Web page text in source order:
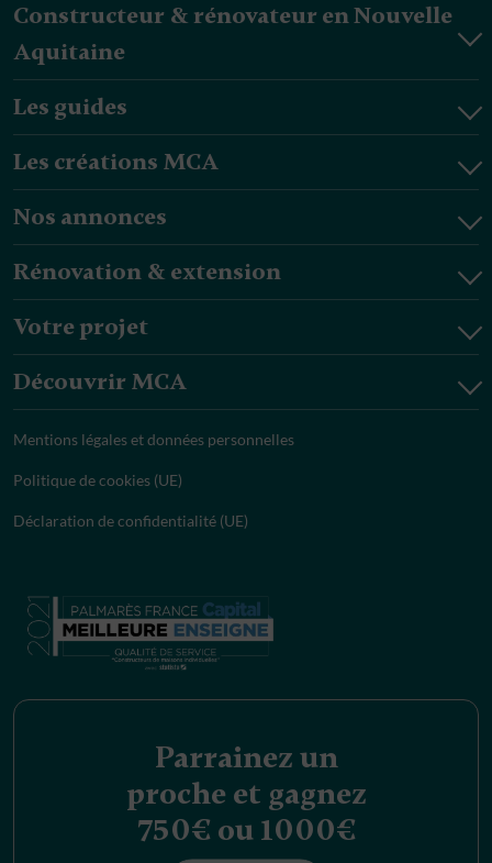
Constructeur & rénovateur en Nouvelle
Aquitaine
Les guides
Les créations MCA
Nos annonces
Rénovation & extension
Votre projet
Découvrir MCA
Mentions légales et données personnelles
Politique de cookies (UE)
Déclaration de confidentialité (UE)
Parrainez un
proche et gagnez
750€ ou 1000€